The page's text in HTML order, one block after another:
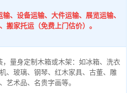
、设备运输、大件运输、展览运输、
搬家托运（免费上门估价）。
，量身定制木箱或木架：如冰箱、洗衣
、玻璃、钢琴、红木家具、古董、雕
艺术品、名贵字画等。